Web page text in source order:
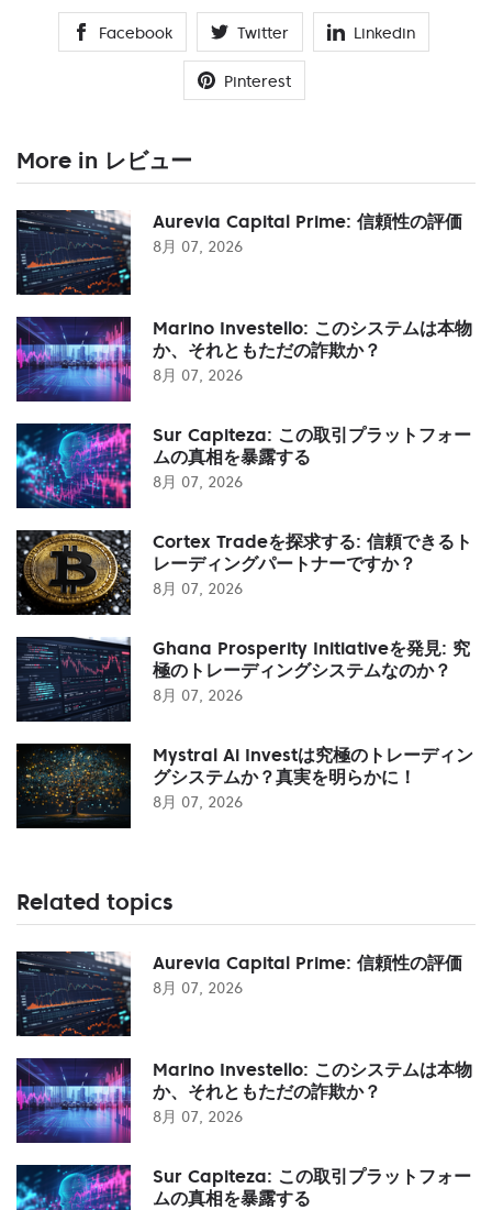
Facebook Twitter Linkedin
Pinterest
More in レビュー
Aurevia Capital Prime: 信頼性の評価
8月 07, 2026
Marino Investello: このシステムは本物
か、それともただの詐欺か？
8月 07, 2026
Sur Capiteza: この取引プラットフォー
ムの真相を暴露する
8月 07, 2026
Cortex Tradeを探求する: 信頼できるト
レーディングパートナーですか？
8月 07, 2026
Ghana Prosperity Initiativeを発見: 究
極のトレーディングシステムなのか？
8月 07, 2026
Mystral Ai Investは究極のトレーディン
グシステムか？真実を明らかに！
8月 07, 2026
Related topics
Aurevia Capital Prime: 信頼性の評価
8月 07, 2026
Marino Investello: このシステムは本物
か、それともただの詐欺か？
8月 07, 2026
Sur Capiteza: この取引プラットフォー
ムの真相を暴露する